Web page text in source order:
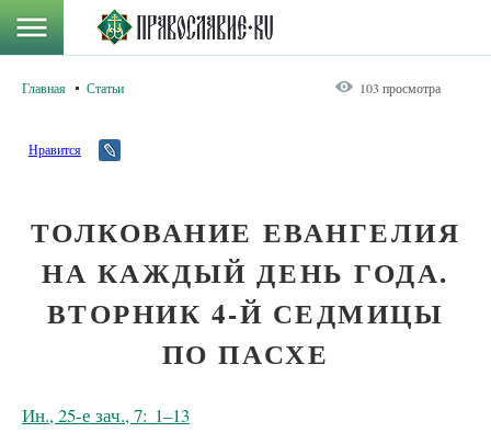
Главная Статьи 103 просмотра
Нравится
ТОЛКОВАНИЕ ЕВАНГЕЛИЯ
НА КАЖДЫЙ ДЕНЬ ГОДА.
ВТОРНИК 4-Й СЕДМИЦЫ
ПО ПАСХЕ
Ин., 25-е зач., 7: 1–13